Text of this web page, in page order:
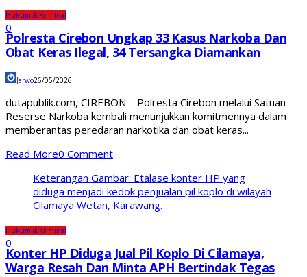
Hukum & Kriminal
0
Polresta Cirebon Ungkap 33 Kasus Narkoba Dan
Obat Keras Ilegal, 34 Tersangka Diamankan
Jarwo26/05/2026
dutapublik.com, CIREBON – Polresta Cirebon melalui Satuan
Reserse Narkoba kembali menunjukkan komitmennya dalam
memberantas peredaran narkotika dan obat keras...
Read More0 Comment
Keterangan Gambar: Etalase konter HP yang
diduga menjadi kedok penjualan pil koplo di wilayah
Cilamaya Wetan, Karawang.
Hukum & Kriminal
0
Konter HP Diduga Jual Pil Koplo Di Cilamaya,
Warga Resah Dan Minta APH Bertindak Tegas